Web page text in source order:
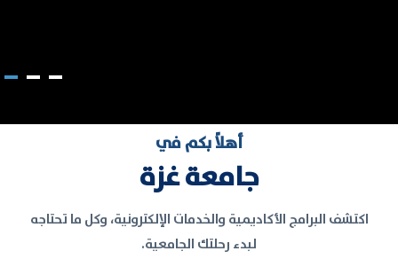
أهلاً بكم في
جامعة غزة
اكتشف البرامج الأكاديمية والخدمات الإلكترونية، وكل ما تحتاجه
لبدء رحلتك الجامعية.